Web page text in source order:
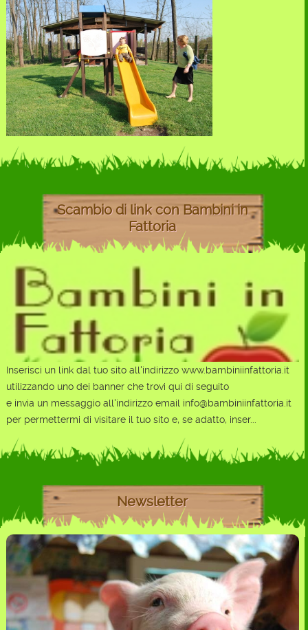
Scambio di link con Bambini in
Fattoria
Inserisci un link dal tuo sito all'indirizzo www.bambiniinfattoria.it
utilizzando uno dei banner che trovi qui di seguito
e invia un messaggio all'indirizzo email info@bambiniinfattoria.it
per permettermi di visitare il tuo sito e, se adatto, inser...
Newsletter